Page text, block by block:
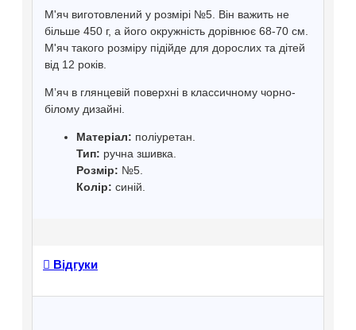
М'яч виготовлений у розмірі №5. Він важить не
більше 450 г, а його окружність дорівнює 68-70 см.
М'яч такого розміру підійде для дорослих та дітей
від 12 років.
Мʼяч в глянцевій поверхні в классичному чорно-
білому дизайні.
Матеріал: поліуретан.
Тип: ручна зшивка.
Розмір: №5.
Колір: синій.
Відгуки